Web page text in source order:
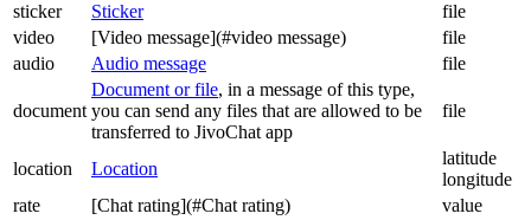
sticker
Sticker
file
video
[Video message](#video message)
file
audio
Audio message file
document
Document or file, in a message of this type,
you can send any files that are allowed to be
transferred to JivoChat app
file
location Location
latitude
longitude
rate
[Chat rating](#Chat rating)
value